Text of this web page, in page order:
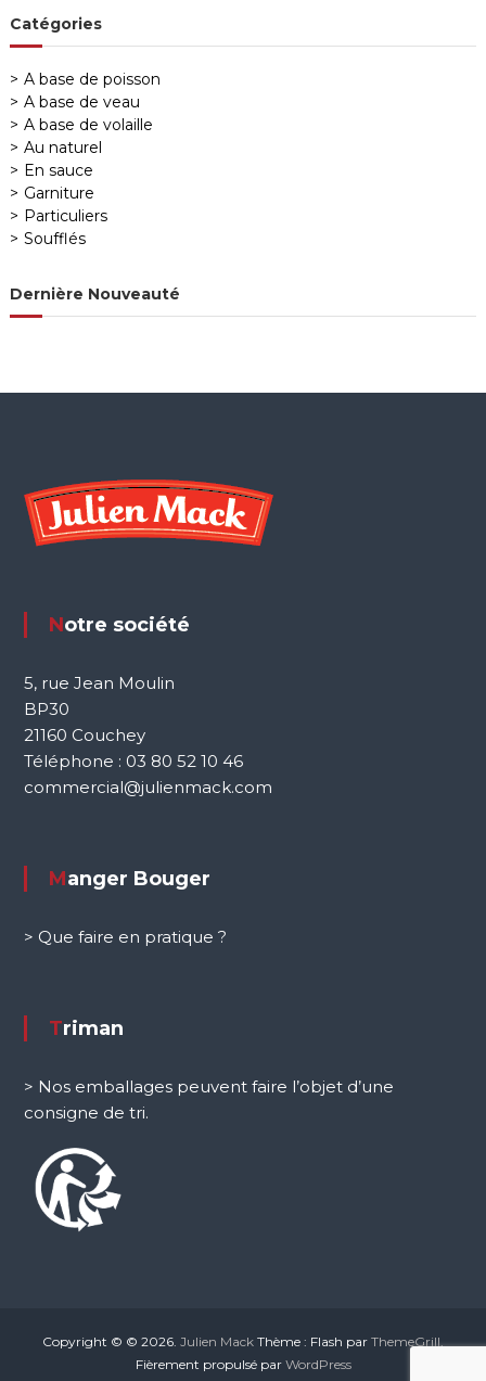
g
a
t
i
o
n
e
a
c
e
h
e
c
h
e
r
:
c
Catégories
A base de poisson
A base de veau
A base de volaille
Au naturel
En sauce
Garniture
Particuliers
Soufflés
Dernière Nouveauté
Notre société
5, rue Jean Moulin
BP30
21160 Couchey
Téléphone : 03 80 52 10 46
commercial@julienmack.com
Manger Bouger
> Que faire en pratique ?
Triman
> Nos emballages peuvent faire l’objet d’une
consigne de tri.
Copyright © © 2026. Julien Mack Thème : Flash par ThemeGrill.
Fièrement propulsé par WordPress